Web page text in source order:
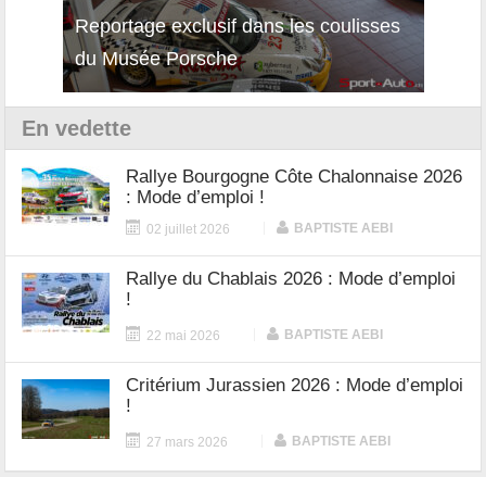
Reportage exclusif dans les coulisses
du Musée Porsche
Découverte de la nouvelle Ferrari
12Cilindri Manuale
En vedette
Rallye Bourgogne Côte Chalonnaise 2026
: Mode d’emploi !
02 juillet 2026 BAPTISTE AEBI
Rallye du Chablais 2026 : Mode d’emploi
!
22 mai 2026 BAPTISTE AEBI
Critérium Jurassien 2026 : Mode d’emploi
!
27 mars 2026 BAPTISTE AEBI